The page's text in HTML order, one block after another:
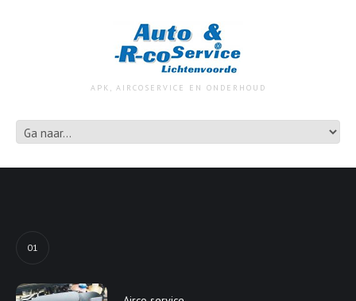
APK, AIRCOSERVICE EN ONDERHOUD
01